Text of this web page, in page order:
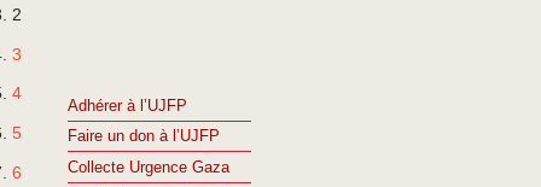
2
3
4
5
6
Adhérer à l’UJFP
Faire un don à l’UJFP
Collecte Urgence Gaza